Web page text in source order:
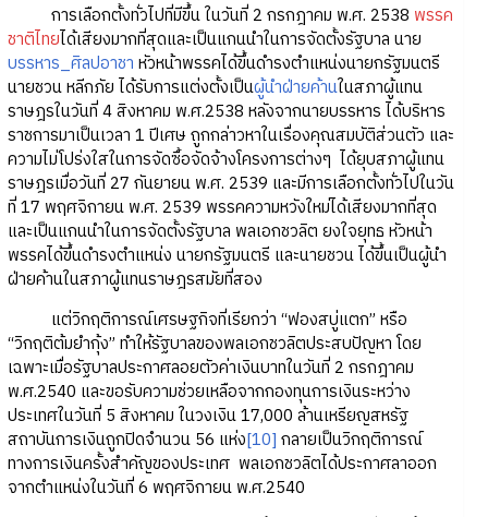
การเลือกตั้งทั่วไปที่มีขึ้น ในวันที่ 2 กรกฎาคม พ.ศ. 2538 พรรค
ชาติไทยได้เสียงมากที่สุดและเป็นแกนนำในการจัดตั้งรัฐบาล นาย
บรรหาร_ศิลปอาชา หัวหน้าพรรคได้ขึ้นดำรงตำแหน่งนายกรัฐมนตรี
นายชวน หลีกภัย ได้รับการแต่งตั้งเป็นผู้นำฝ่ายค้านในสภาผู้แทน
ราษฎรในวันที่ 4 สิงหาคม พ.ศ.2538 หลังจากนายบรรหาร ได้บริหาร
ราชการมาเป็นเวลา 1 ปีเศษ ถูกกล่าวหาในเรื่องคุณสมบัติส่วนตัว และ
ความไม่โปร่งใสในการจัดซื้อจัดจ้างโครงการต่างๆ ได้ยุบสภาผู้แทน
ราษฎรเมื่อวันที่ 27 กันยายน พ.ศ. 2539 และมีการเลือกตั้งทั่วไปในวัน
ที่ 17 พฤศจิกายน พ.ศ. 2539 พรรคความหวังใหม่ได้เสียงมากที่สุด
และเป็นแกนนำในการจัดตั้งรัฐบาล พลเอกชวลิต ยงใจยุทธ หัวหน้า
พรรคได้ขึ้นดำรงตำแหน่ง นายกรัฐมนตรี และนายชวน ได้ขึ้นเป็นผู้นำ
ฝ่ายค้านในสภาผู้แทนราษฎรสมัยที่สอง
แต่วิกฤติการณ์เศรษฐกิจที่เรียกว่า “ฟองสบู่แตก” หรือ
“วิกฤติต้มยำกุ้ง” ทำให้รัฐบาลของพลเอกชวลิตประสบปัญหา โดย
เฉพาะเมื่อรัฐบาลประกาศลอยตัวค่าเงินบาทในวันที่ 2 กรกฎาคม
พ.ศ.2540 และขอรับความช่วยเหลือจากกองทุนการเงินระหว่าง
ประเทศในวันที่ 5 สิงหาคม ในวงเงิน 17,000 ล้านเหรียญสหรัฐ
สถาบันการเงินถูกปิดจำนวน 56 แห่ง[10] กลายเป็นวิกฤติการณ์
ทางการเงินครั้งสำคัญของประเทศ พลเอกชวลิตได้ประกาศลาออก
จากตำแหน่งในวันที่ 6 พฤศจิกายน พ.ศ.2540